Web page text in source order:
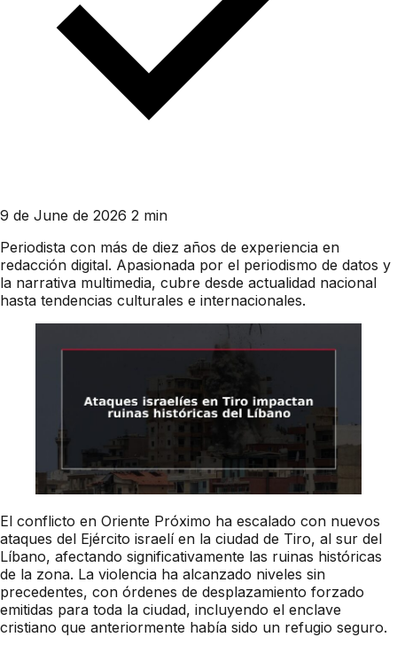
9 de June de 2026 2 min
Periodista con más de diez años de experiencia en
redacción digital. Apasionada por el periodismo de datos y
la narrativa multimedia, cubre desde actualidad nacional
hasta tendencias culturales e internacionales.
El conflicto en Oriente Próximo ha escalado con nuevos
ataques del Ejército israelí en la ciudad de Tiro, al sur del
Líbano, afectando significativamente las ruinas históricas
de la zona. La violencia ha alcanzado niveles sin
precedentes, con órdenes de desplazamiento forzado
emitidas para toda la ciudad, incluyendo el enclave
cristiano que anteriormente había sido un refugio seguro.